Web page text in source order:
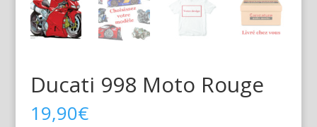
Ducati 998 Moto Rouge
19,90€